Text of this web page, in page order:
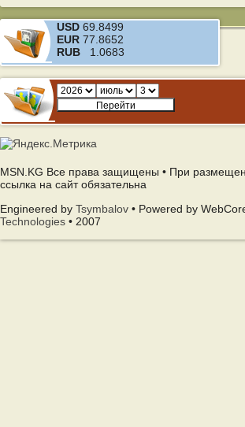
USD 69.8499
EUR 77.8652
RUB 1.0683
MSN.KG Все права защищены • При
ссылка на сайт обязательна
Engineered by Tsymbalov • Powered by
Technologies • 2007